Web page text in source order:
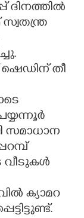
ദിനത്തിൽ
തീ
സമാധാന
വീടുകൾ
ക്യാമറ